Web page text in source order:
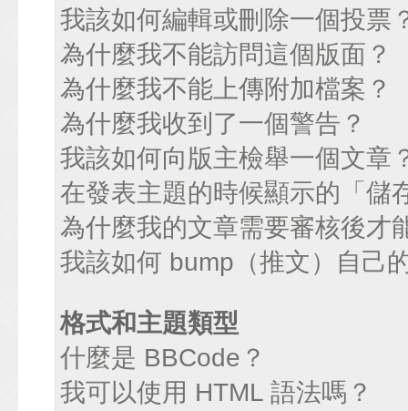
我該如何編輯或刪除一個投票
為什麼我不能訪問這個版面？
為什麼我不能上傳附加檔案？
為什麼我收到了一個警告？
我該如何向版主檢舉一個文章
在發表主題的時候顯示的「儲
為什麼我的文章需要審核後才
我該如何 bump（推文）自己
格式和主題類型
什麼是 BBCode？
我可以使用 HTML 語法嗎？